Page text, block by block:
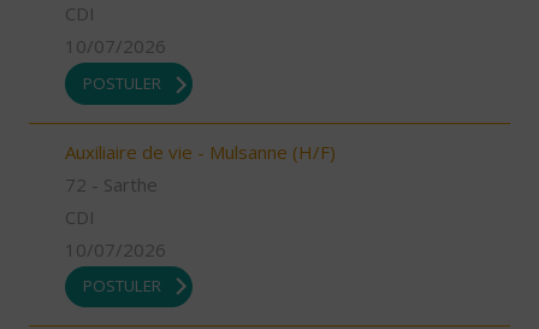
CDI
10/07/2026
POSTULER
Auxiliaire de vie - Mulsanne (H/F)
72 - Sarthe
CDI
10/07/2026
POSTULER